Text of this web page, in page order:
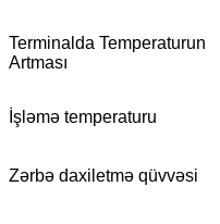
Terminalda Temperaturun
Artması
İşləmə temperaturu
Zərbə daxiletmə qüvvəsi